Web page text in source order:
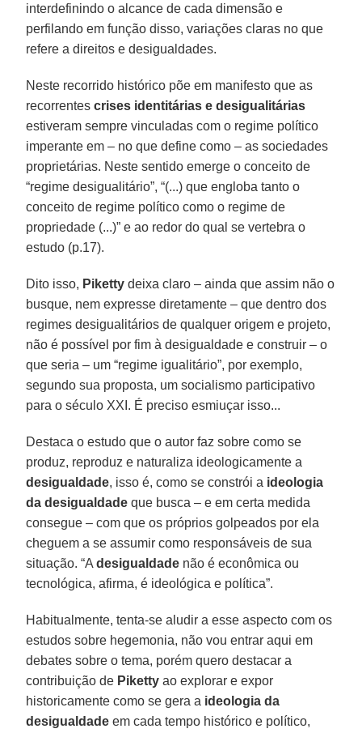
interdefinindo o alcance de cada dimensão e
perfilando em função disso, variações claras no que
refere a direitos e desigualdades.
Neste recorrido histórico põe em manifesto que as
recorrentescrises identitárias e desigualitárias
estiveram sempre vinculadas com o regime político
imperante em – no que define como – as sociedades
proprietárias. Neste sentido emerge o conceito de
“regime desigualitário”, “(...) que engloba tanto o
conceito de regime político como o regime de
propriedade (...)” e ao redor do qual se vertebra o
estudo (p.17).
Dito isso, Piketty deixa claro – ainda que assim não o
busque, nem expresse diretamente – que dentro dos
regimes desigualitários de qualquer origem e projeto,
não é possível por fim à desigualdade e construir – o
que seria – um “regime igualitário”, por exemplo,
segundo sua proposta, um socialismo participativo
para o século XXI. É preciso esmiuçar isso...
Destaca o estudo que o autor faz sobre como se
produz, reproduz e naturaliza ideologicamente a
desigualdade, isso é, como se constrói a ideologia
da desigualdade que busca – e em certa medida
consegue – com que os próprios golpeados por ela
cheguem a se assumir como responsáveis de sua
situação. “Adesigualdade não é econômica ou
tecnológica, afirma, é ideológica e política”.
Habitualmente, tenta-se aludir a esse aspecto com os
estudos sobre hegemonia, não vou entrar aqui em
debates sobre o tema, porém quero destacar a
contribuição de Piketty ao explorar e expor
historicamente como se gera a ideologia da
desigualdade em cada tempo histórico e político,